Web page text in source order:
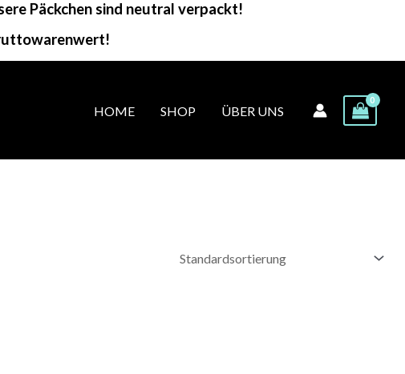
Päckchen sind neutral verpackt!
HOME SHOP ÜBER UNS